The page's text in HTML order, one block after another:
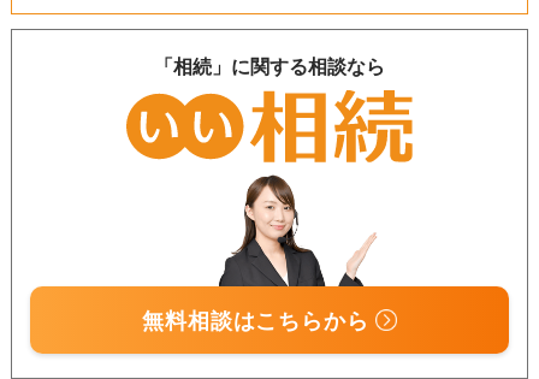
「相続」に関する相談なら
無料相談はこちらから